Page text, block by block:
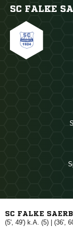
SC FALKE
SC FALKE
(5', 49') k.A. (5) | (36',